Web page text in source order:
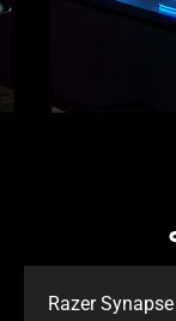
Razer